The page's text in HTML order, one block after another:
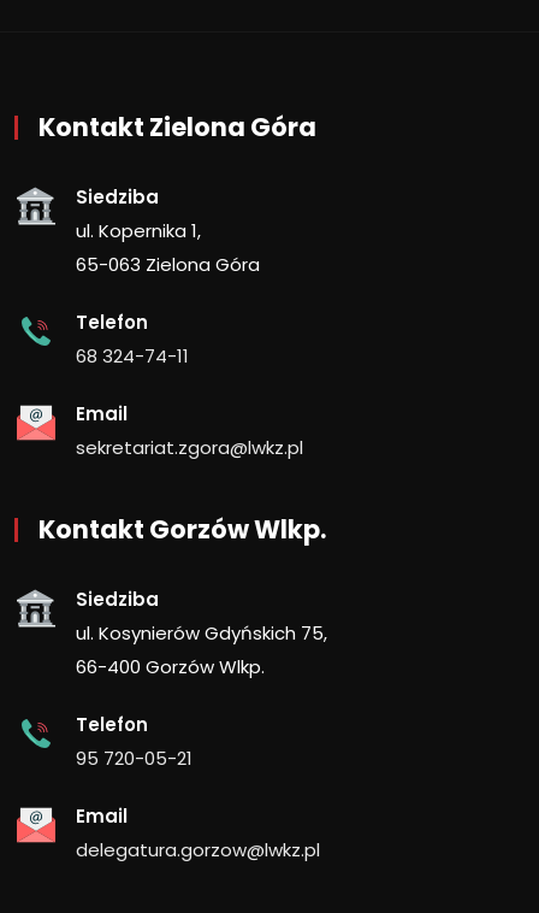
Kontakt Zielona Góra
Siedziba
ul. Kopernika 1,
65-063 Zielona Góra
Telefon
68 324-74-11
Email
sekretariat.zgora@lwkz.pl
Kontakt Gorzów Wlkp.
Siedziba
ul. Kosynierów Gdyńskich 75,
66-400 Gorzów Wlkp.
Telefon
95 720-05-21
Email
delegatura.gorzow@lwkz.pl